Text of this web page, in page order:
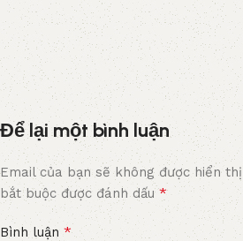
Để lại một bình luận
Email của bạn sẽ không được hiển
bắt buộc được đánh dấu*
Bình luận *